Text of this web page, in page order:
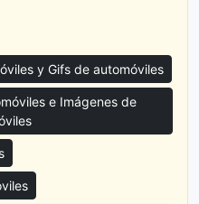
y Gifs de automóviles
e Imágenes de